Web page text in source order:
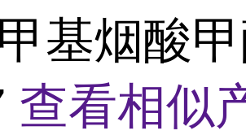
基烟酸
查看相似